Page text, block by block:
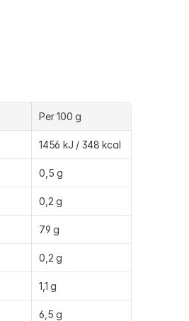
Per 100 g
1456 kJ / 348 kcal
0,5 g
0,2 g
79 g
0,2 g
1,1 g
6,5 g